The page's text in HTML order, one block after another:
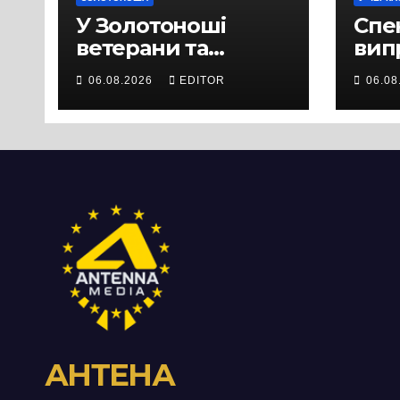
У Золотоноші
ветерани та
місцеві жителі
вийшли на
протест до стін
виробництвом
м’яса птиці
06.08.2026 EDITOR
АНТЕНА